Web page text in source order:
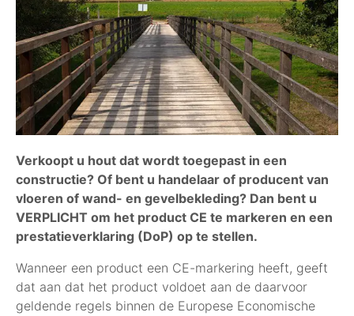
Verkoopt u hout dat wordt toegepast in een
constructie? Of bent u handelaar of producent van
vloeren of wand- en gevelbekleding? Dan bent u
VERPLICHT om het product CE te markeren en een
prestatieverklaring (DoP) op te stellen.
Wanneer een product een CE-markering heeft, geeft
dat aan dat het product voldoet aan de daarvoor
geldende regels binnen de Europese Economische